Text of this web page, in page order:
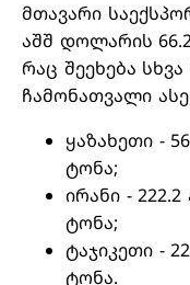
მთავარი
აშშ დოლარის
რაც შეეხება
ჩამონათვალი
ყაზახეთი -
ტონა;
ირანი -
ტონა;
ტაჯიკეთი -
ტონა.